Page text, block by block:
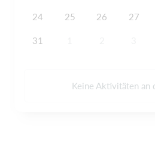
24 25 26 27
31
Keine Aktivitäten an